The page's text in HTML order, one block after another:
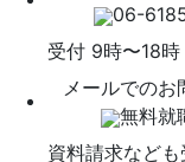
06-
受付 9時〜18時
メールでのお
無料就
資料請求なども